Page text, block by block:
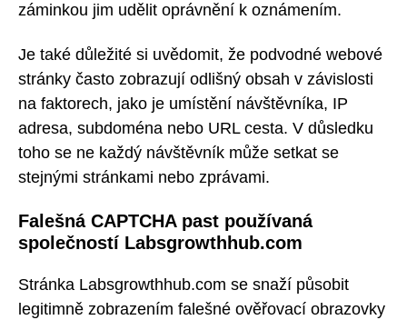
záminkou jim udělit oprávnění k oznámením.
Je také důležité si uvědomit, že podvodné webové
stránky často zobrazují odlišný obsah v závislosti
na faktorech, jako je umístění návštěvníka, IP
adresa, subdoména nebo URL cesta. V důsledku
toho se ne každý návštěvník může setkat se
stejnými stránkami nebo zprávami.
Falešná CAPTCHA past používaná
společností Labsgrowthhub.com
Stránka Labsgrowthhub.com se snaží působit
legitimně zobrazením falešné ověřovací obrazovky